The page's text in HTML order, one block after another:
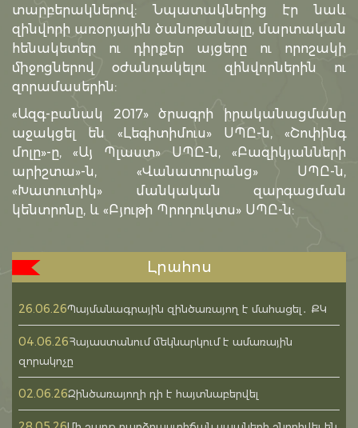
տարբերակներով: Նպատակներից էր նաև
զինվորի առօրյային ծանոթանալը, մարտական
հենակետեր ու դիրքեր այցերը ու որոշակի
միջոցներով օժանդակելու զինվորներին ու
զորամասերին:
«Ազգ-բանակ 2017» ծրագրի իրականացմանը
աջակցել են «Լեգիտիմուս» ՍՊԸ-ն, «Շոփինգ
մոլը»-ը, «Այ Պլաստ» ՍՊԸ-ն, «Բազիկյանների
արիշտա»-ն, «Վանատուրանց» ՍՊԸ-ն,
«Խատուտիկ» մանկական զարգացման
կենտրոնը, և «Բյութի Պրոդուկտս» ՍՊԸ-ն:
Լրահոս
26.06.26Պայմանագրային զինծառայող է մահացել․ ՔԿ
04.06.26Հայաստանում մեկնարկում է ամառային
զորակոչը
02.06.26Զինծառայողի դի է հայտնաբերվել